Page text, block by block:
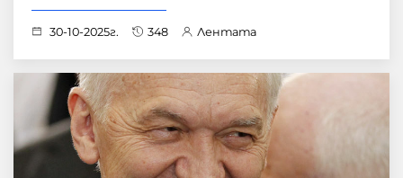
30-10-2025г. 348 Лентата